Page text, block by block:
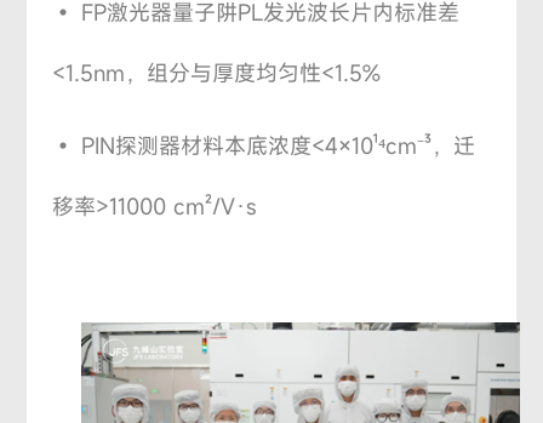
• FP激光器量子阱PL发光波长片内标准差
<1.5nm，组分与厚度均匀性<1.5%
• PIN探测器材料本底浓度<4×10¹⁴cm⁻³，迁
移率>11000 cm²/V·s